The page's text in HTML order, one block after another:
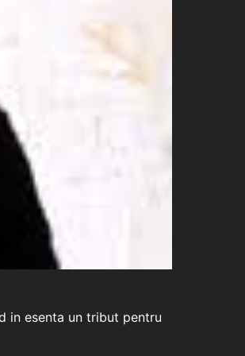
in esenta un tribut pentru